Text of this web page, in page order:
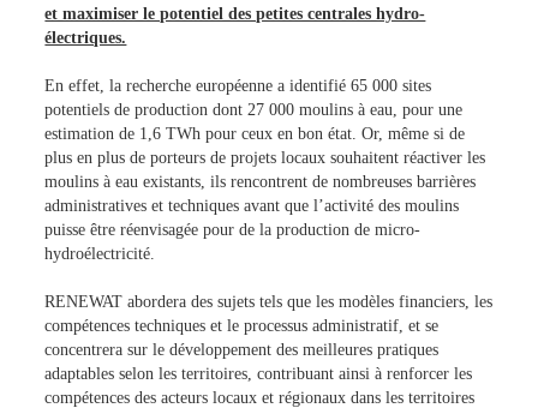
et maximiser le potentiel des petites centrales hydro-
électriques.
En effet, la recherche européenne a identifié 65 000 sites
potentiels de production dont 27 000 moulins à eau, pour une
estimation de 1,6 TWh pour ceux en bon état. Or, même si de
plus en plus de porteurs de projets locaux souhaitent réactiver les
moulins à eau existants, ils rencontrent de nombreuses barrières
administratives et techniques avant que l’activité des moulins
puisse être réenvisagée pour de la production de micro-
hydroélectricité.
RENEWAT abordera des sujets tels que les modèles financiers, les
compétences techniques et le processus administratif, et se
concentrera sur le développement des meilleures pratiques
adaptables selon les territoires, contribuant ainsi à renforcer les
compétences des acteurs locaux et régionaux dans les territoires